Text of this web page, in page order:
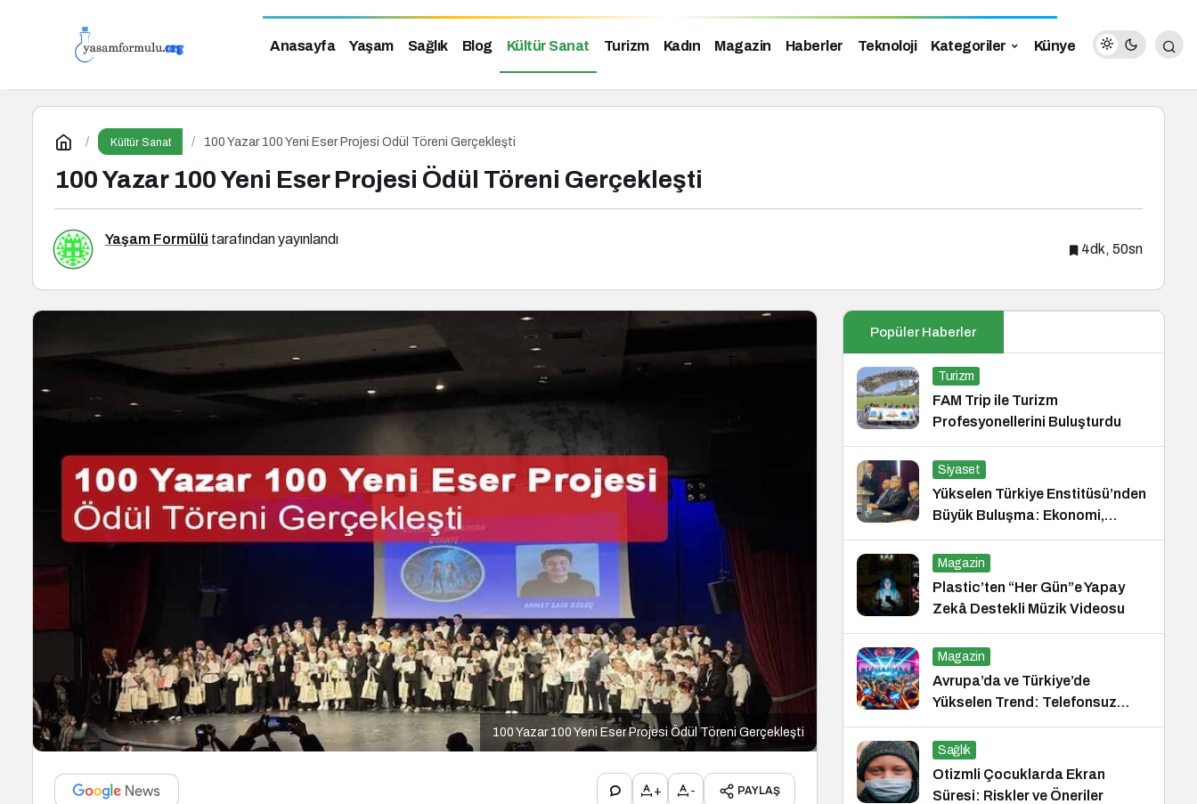
Anasayfa Yaşam Sağlık Blog Kültür Sanat Turizm Kadın Magazin Haberler Teknoloji Kategoriler Künye
Kültür Sanat 100 Yazar 100 Yeni Eser Projesi Ödül Töreni Gerçekleşti
100 Yazar 100 Yeni Eser Projesi Ödül Töreni Gerçekleşti
Yaşam Formülü tarafından yayınlandı
4dk, 50sn
100 Yazar 100 Yeni Eser Projesi Ödül Töreni Gerçekleşti
+ - PAYLAŞ
Popüler Haberler
Turizm
FAM Trip ile Turizm
Profesyonellerini Buluşturdu
Siyaset
Yükselen Türkiye Enstitüsü’nden
Büyük Buluşma: Ekonomi,
Güvenlik Politikaları ve Hukuk
Konferansı
Magazin
Plastic’ten “Her Gün”e Yapay
Zekâ Destekli Müzik Videosu
Magazin
Avrupa’da ve Türkiye’de
Yükselen Trend: Telefonsuz
Gece Kulüpleri
Sağlık
Otizmli Çocuklarda Ekran
Süresi: Riskler ve Öneriler